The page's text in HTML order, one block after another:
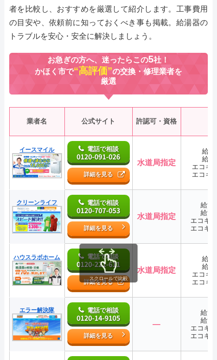
者を比較し、おすすめを厳選して紹介します。工事費用
の目安や、依頼前に知っておくべき事も掲載。給湯器の
トラブルを安心・安全に解決しましょう。
お急ぎの方へ、迷ったらこの5社！
かほく市で“高評価”の交換・修理業者を
厳選
業者名 公式サイト 許認可・資格
イースマイル 電話で相談
0120-091-026
詳細を見る
水道局指定
給
給
エコキ
エコキ
クリーンライフ 電話で相談
0120-707-053
詳細を見る
水道局指定
給湯
給湯
エコキ
エコキ
ハウスラボホーム 電話で相談
0120-221-611
詳細を見る
水道局指定
給
給
エコキ
エコキ
エラー解決隊 電話で相談
0120-14-9105
詳細を見る
―
給湯
給湯
エコキ
エコキ
スクロールで比較